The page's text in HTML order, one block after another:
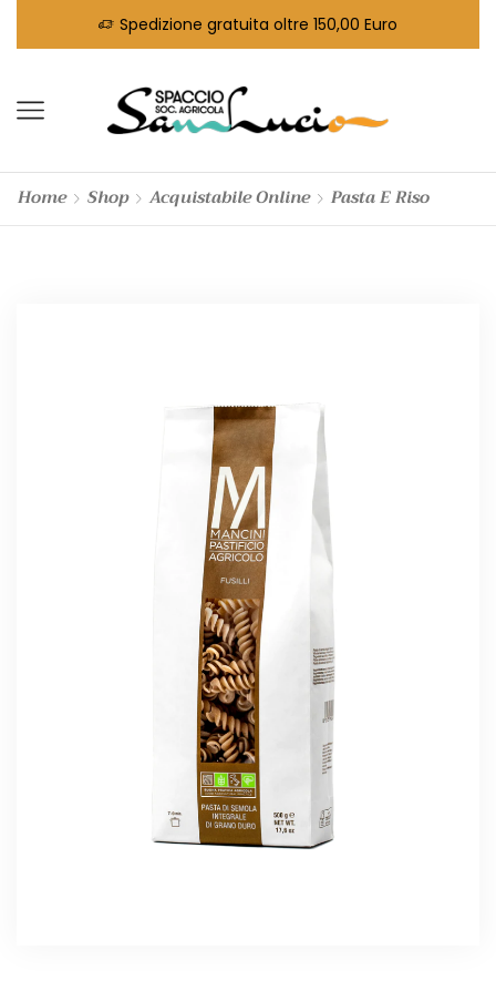
Spedizione gratuita oltre 150,00 Euro
Home Shop Acquistabile Online Pasta E Riso